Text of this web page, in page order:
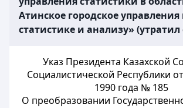
Атинское городское управления
статистике и анализу» (утратил
Указ Президента Казахской
Социалистической Республики
1990 года № 185
О преобразовании